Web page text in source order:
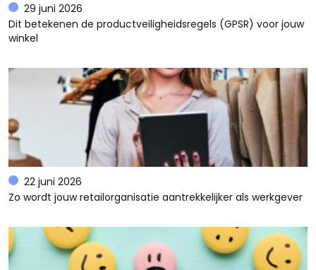
29 juni 2026
Dit betekenen de productveiligheidsregels (GPSR) voor jouw
winkel
22 juni 2026
Zo wordt jouw retailorganisatie aantrekkelijker als werkgever